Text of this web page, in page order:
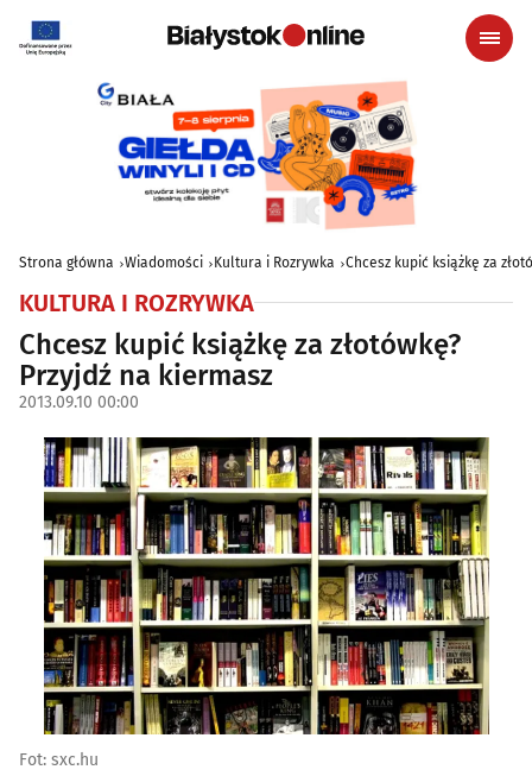
Strona główna Wiadomości Kultura i Rozrywka Chcesz kupić książkę za
KULTURA I ROZRYWKA
Chcesz kupić książkę za złotówkę?
Przyjdź na kiermasz
2013.09.10 00:00
Fot: sxc.hu